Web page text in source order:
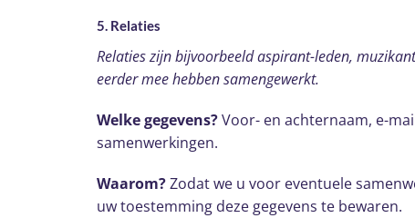
5. Relaties
Relaties zijn bijvoorbeeld aspirant-leden,
eerder mee hebben samengewerkt.
Welke gegevens?Voor- en achternaam, e-
samenwerkingen.
Waarom?Zodat we u voor eventuele
uw toestemming deze gegevens te bewaren.